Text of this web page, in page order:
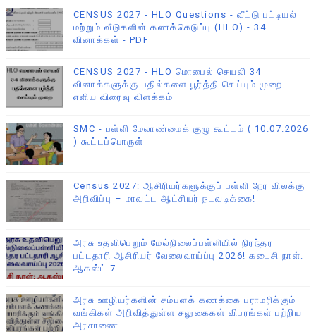
CENSUS 2027 - HLO Questions - வீட்டு பட்டியல்
மற்றும் வீடுகளின் கணக்கெடுப்பு (HLO) - 34
வினாக்கள் - PDF
CENSUS 2027 - HLO மொபைல் செயலி 34
வினாக்களுக்கு பதில்களை பூர்த்தி செய்யும் முறை -
எளிய விரைவு விளக்கம்
SMC - பள்ளி மேலாண்மைக் குழு கூட்டம் ( 10.07.2026
) கூட்டப்பொருள்
Census 2027: ஆசிரியர்களுக்குப் பள்ளி நேர விலக்கு
அறிவிப்பு – மாவட்ட ஆட்சியர் நடவடிக்கை!
அரசு உதவிபெறும் மேல்நிலைப்பள்ளியில் நிரந்தர
பட்டதாரி ஆசிரியர் வேலைவாய்ப்பு 2026! கடைசி நாள்:
ஆகஸ்ட் 7
அரசு ஊழியர்களின் சம்பளக் கணக்கை பராமரிக்கும்
வங்கிகள் அறிவித்துள்ள சலுகைகள் விபரங்கள் பற்றிய
அரசாணை.